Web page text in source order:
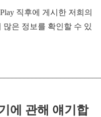
직후에 게시한 저희의
많은 정보를 확인할 수 있
에 관해 얘기합